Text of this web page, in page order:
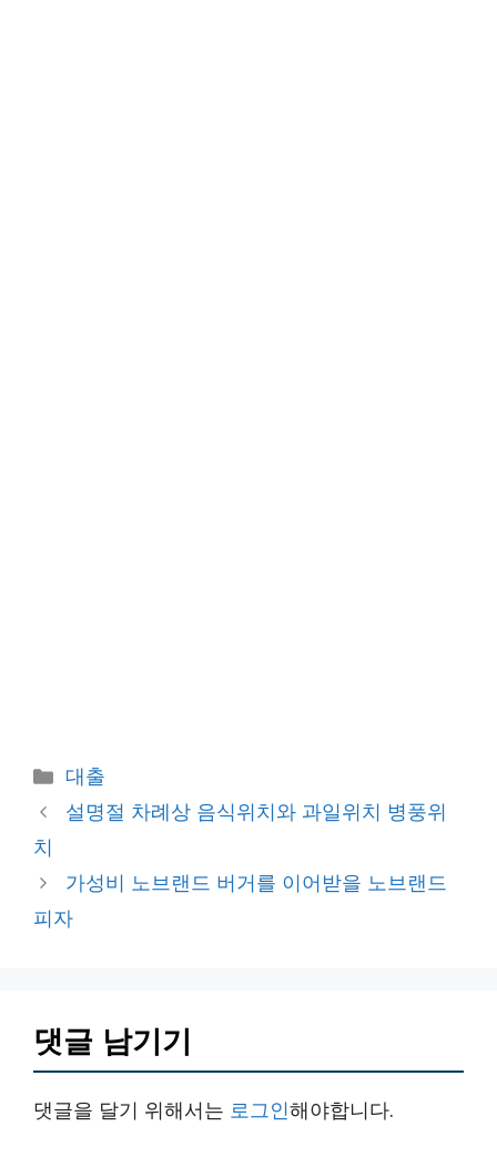
카
테
고
대출
설명절 차례상 음식위치와 과일위치 병풍위
치
가성비 노브랜드 버거를 이어받을 노브랜드
피자
댓글 남기기
댓글을 달기 위해서는 로그인해야합니다.